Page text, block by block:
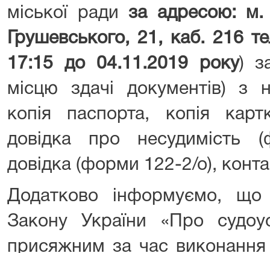
міської ради за адресою: м.
Грушевського, 21, каб. 216
17:15 до 04.11.2019 року)
місцю здачі документів) з
копія паспорта, копія
довідка про несудимість
довідка (форми 122-2/о),
Додатково інформуємо, що
Закону України «Про
присяжним за час виконання